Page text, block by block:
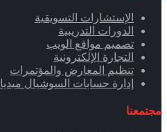
الإستشارات التسويقية
الدورات التدريبية
تصميم مواقع الويب
التجارة الإلكترونية
تنظيم المعارض والمؤتمرات
إدارة حسابات السوشيال ميديا
مجتمعنا